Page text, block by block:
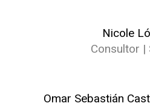
Nicole
Consultor |
Omar Sebastián